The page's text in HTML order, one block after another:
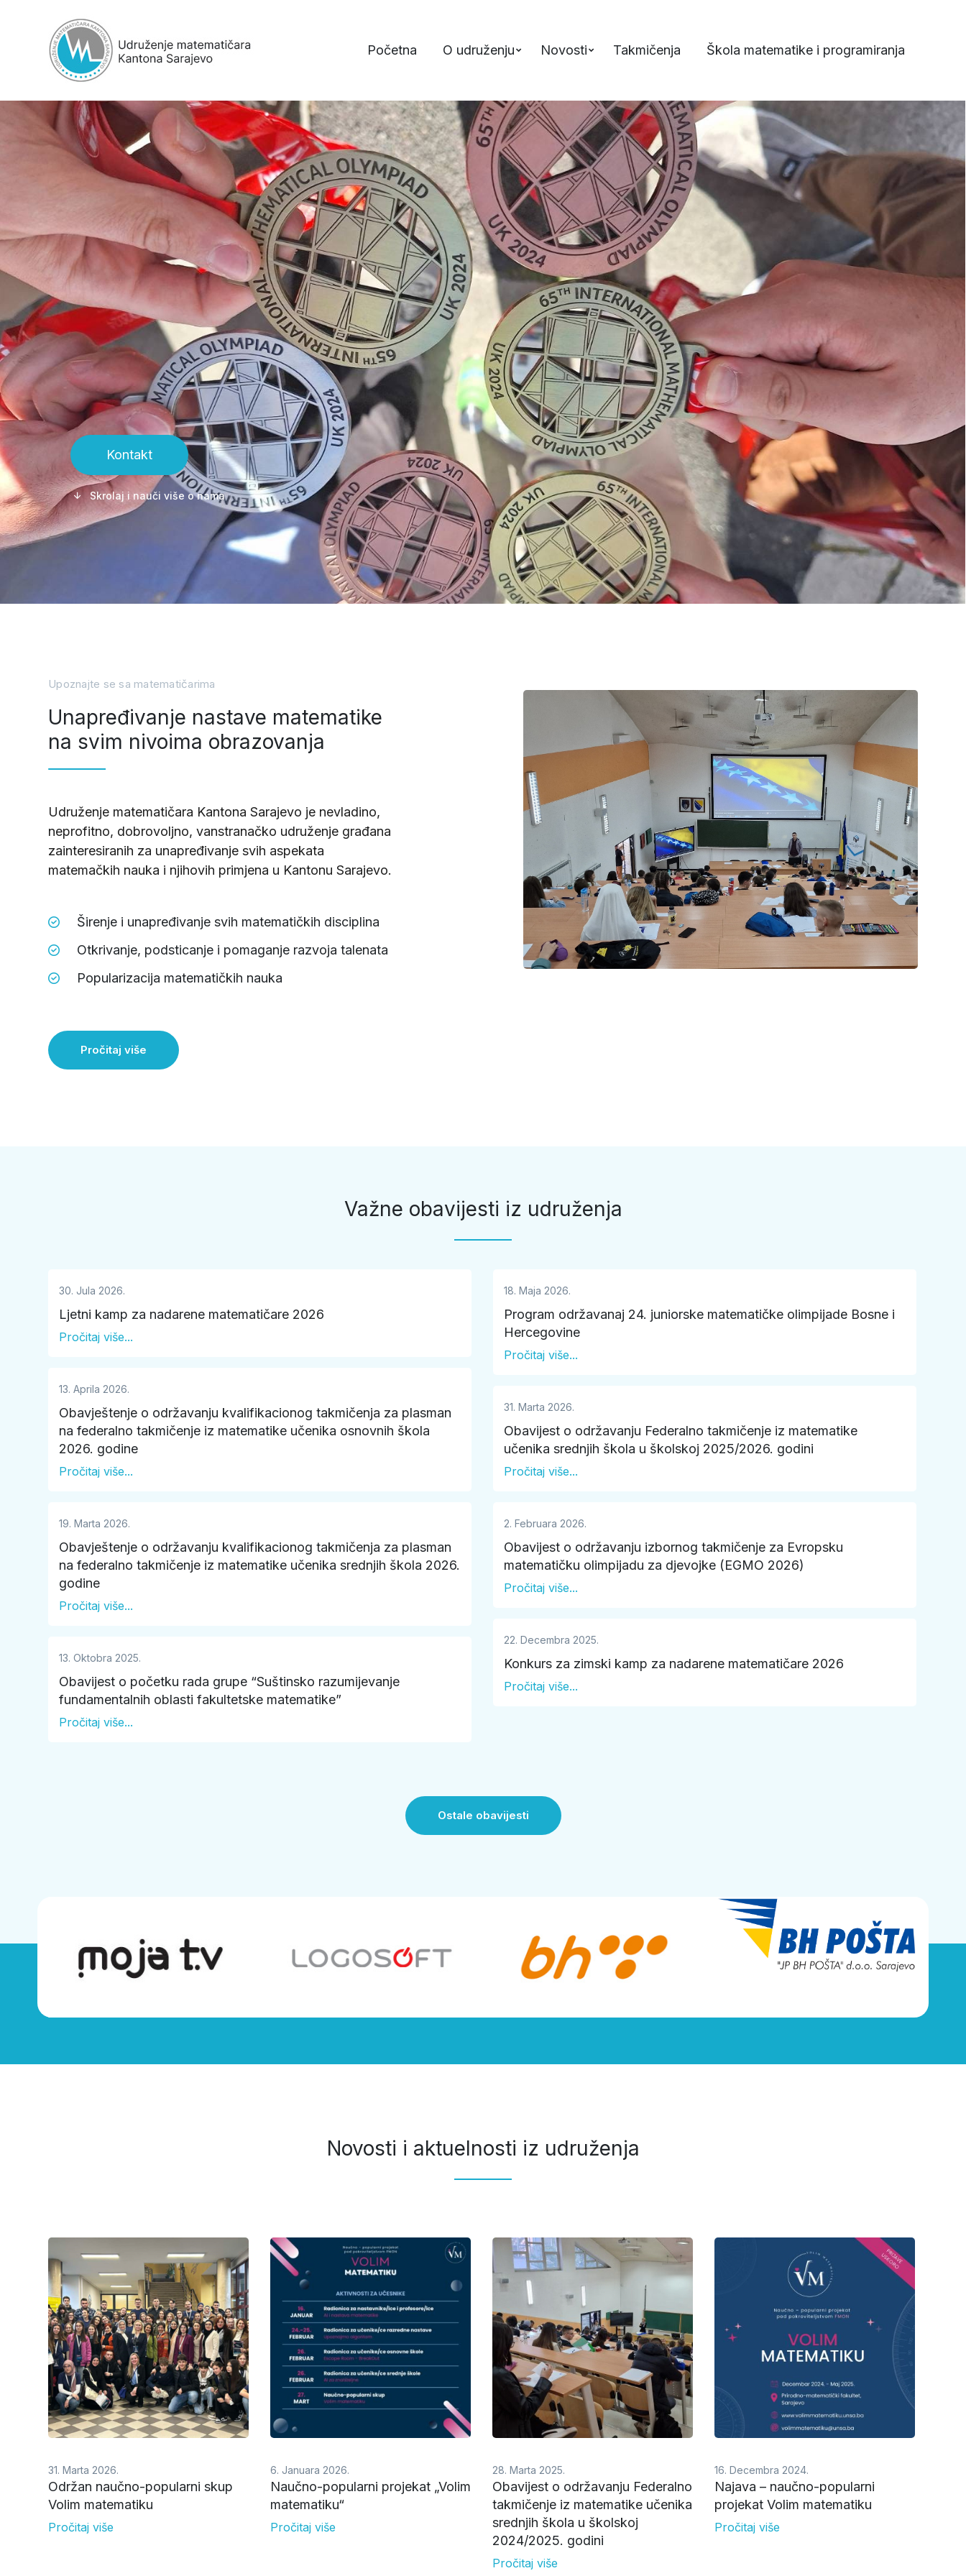
Početna O udruženju Novosti Takmičenja Škola matematike i programiranja
Kontakt
Skrolaj i nauči više o nama
Upoznajte se sa matematičarima
Unapređivanje nastave matematike
na svim nivoima obrazovanja
Udruženje matematičara Kantona Sarajevo je nevladino,
neprofitno, dobrovoljno, vanstranačko udruženje građana
zainteresiranih za unapređivanje svih aspekata
matemačkih nauka i njihovih primjena u Kantonu Sarajevo.
Širenje i unapređivanje svih matematičkih disciplina
Otkrivanje, podsticanje i pomaganje razvoja talenata
Popularizacija matematičkih nauka
Pročitaj više
Važne obavijesti iz udruženja
30. Jula 2026.
Ljetni kamp za nadarene matematičare 2026
Pročitaj više...
18. Maja 2026.
Program održavanaj 24. juniorske matematičke olimpijade Bosne i
Hercegovine
Pročitaj više...
13. Aprila 2026.
Obavještenje o održavanju kvalifikacionog takmičenja za plasman
na federalno takmičenje iz matematike učenika osnovnih škola
2026. godine
Pročitaj više...
31. Marta 2026.
Obavijest o održavanju Federalno takmičenje iz matematike
učenika srednjih škola u školskoj 2025/2026. godini
Pročitaj više...
19. Marta 2026.
Obavještenje o održavanju kvalifikacionog takmičenja za plasman
na federalno takmičenje iz matematike učenika srednjih škola 2026.
godine
Pročitaj više...
2. Februara 2026.
Obavijest o održavanju izbornog takmičenje za Evropsku
matematičku olimpijadu za djevojke (EGMO 2026)
Pročitaj više...
22. Decembra 2025.
Konkurs za zimski kamp za nadarene matematičare 2026
Pročitaj više...
13. Oktobra 2025.
Obavijest o početku rada grupe “Suštinsko razumijevanje
fundamentalnih oblasti fakultetske matematike”
Pročitaj više...
Ostale obavijesti
Novosti i aktuelnosti iz udruženja
31. Marta 2026.
Održan naučno-popularni skup
Volim matematiku
Pročitaj više
6. Januara 2026.
Naučno-popularni projekat „Volim
matematiku“
Pročitaj više
28. Marta 2025.
Obavijest o održavanju Federalno
takmičenje iz matematike učenika
srednjih škola u školskoj
2024/2025. godini
Pročitaj više
16. Decembra 2024.
Najava – naučno-popularni
projekat Volim matematiku
Pročitaj više